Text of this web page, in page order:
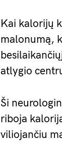
Kai kalorijų
malonumą,
atlygio
Ši
riboja
viliojančiu